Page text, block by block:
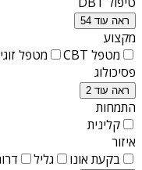
ראה עוד 54
מקצוע
מטפל CBT
מטפל
פסיכולוג
ראה עוד 2
התמחות
קלינית
איזור
בקעת אונו
גליל